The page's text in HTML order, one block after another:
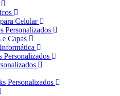
Celular
Personalizados
e Capas
Personalizados
Personalizados